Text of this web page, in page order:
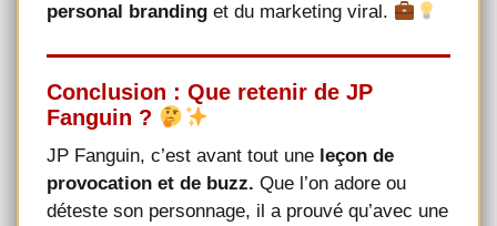
personal branding et du marketing viral.
Conclusion : Que retenir de JP
Fanguin ?
JP Fanguin, c’est avant tout une leçon de
provocation et de buzz. Que l’on adore ou
déteste son personnage, il a prouvé qu’avec une